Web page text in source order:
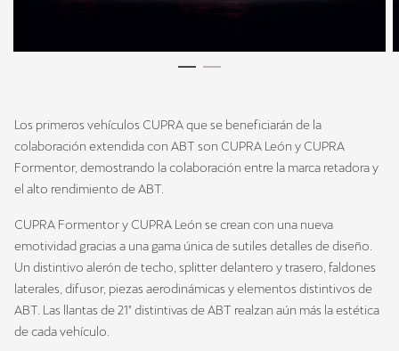
Los primeros vehículos CUPRA que se beneficiarán de la
colaboración extendida con ABT son CUPRA León y CUPRA
Formentor, demostrando la colaboración entre la marca retadora y
el alto rendimiento de ABT.
CUPRA Formentor y CUPRA León se crean con una nueva
emotividad gracias a una gama única de sutiles detalles de diseño.
Un distintivo alerón de techo, splitter delantero y trasero, faldones
laterales, difusor, piezas aerodinámicas y elementos distintivos de
ABT. Las llantas de 21" distintivas de ABT realzan aún más la estética
de cada vehículo.